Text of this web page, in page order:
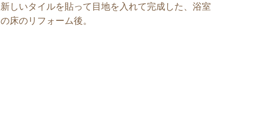
新しいタイルを貼って目地を入れて完成した、浴室
の床のリフォーム後。